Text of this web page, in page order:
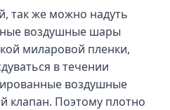
так же можно надуть
воздушные шары
миларовой пленки,
в течении
воздушные
клапан. Поэтому плотно